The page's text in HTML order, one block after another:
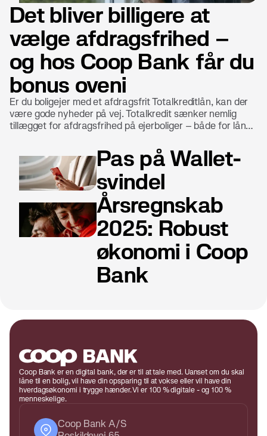
Det bliver billigere at
vælge afdragsfrihed –
og hos Coop Bank får du
bonus oveni
Er du boligejer med et afdragsfrit Totalkreditlån, kan der
være gode nyheder på vej. Totalkredit sænker nemlig
tillægget for afdragsfrihed på ejerboliger – både for lån
fleksibilitet i sin boligøkonomi. Hos Coop Bank betyder det
ikke kun lavere omkostninger. Her får du som boligejer
også en ekstra fordel: bonus til at handle i Coops butikker.
Pas på Wallet-
svindel
Årsregnskab
2025: Robust
økonomi i Coop
Bank
Coop Bank er en digital bank, der er til at tale med. Uanset om du skal
låne til en bolig, vil have din opsparing til at vokse eller vil have din
hverdagsøkonomi i trygge hænder. Vi er 100 % digitale - og 100 %
menneskelige.
Coop Bank A/S